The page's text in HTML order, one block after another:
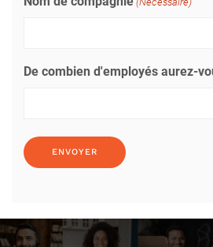
De combien d'employés aurez-